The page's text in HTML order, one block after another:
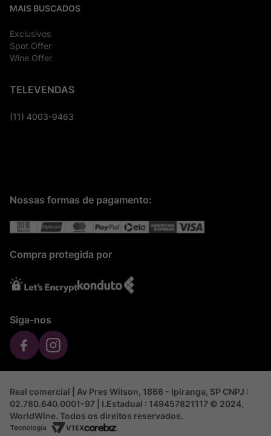
MAIS BUSCADOS
Exclusivos
Spot Offer
Wine Offer
TELEVENDAS
(11) 4003-9463
Nossas formas de pagamento:
Compra protegida por
Siga-nos
Real comercial | Av Pres Wilson, 1866 - Ipiranga, SP CNPJ :
02.780.640.0001-97 | I.Estadual : 149457821117 © 2024,
WorldWine. Todos os direitos reservados.